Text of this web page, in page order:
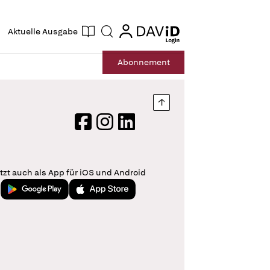
Aktuelle Ausgabe Suche login
login
Abonnement
Nach oben springen
FacebookInstagram
LinkedIn
auch als App für iOS und Android
Jetzt bei Google PlayLaden im App Store